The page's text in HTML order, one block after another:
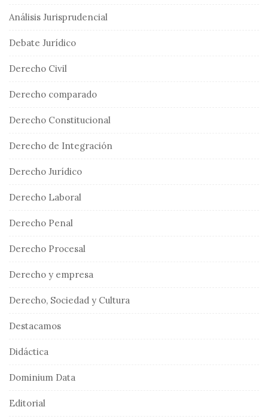
Análisis Jurisprudencial
Debate Jurídico
Derecho Civil
Derecho comparado
Derecho Constitucional
Derecho de Integración
Derecho Jurídico
Derecho Laboral
Derecho Penal
Derecho Procesal
Derecho y empresa
Derecho, Sociedad y Cultura
Destacamos
Didáctica
Dominium Data
Editorial